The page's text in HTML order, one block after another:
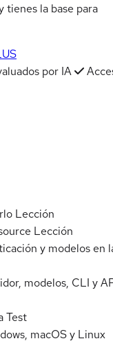
tienes la base para
por IA
Lección
Lección
y modelos en
modelos, CLI y
Test
macOS y Linux